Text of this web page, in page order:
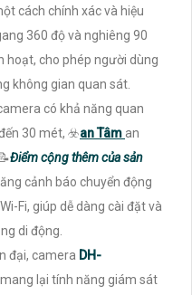
cách chính xác và hiệu
360 độ và nghiêng 90
hoạt, cho phép người dùng
không gian quan sát.
có khả năng quan
30 mét, ☣️an Tâm an
Điểm cộng thêm của sản
cảnh báo chuyển động
Fi, giúp dễ dàng cài đặt và
di động.
đại, camera DH-
lại tính năng giám sát